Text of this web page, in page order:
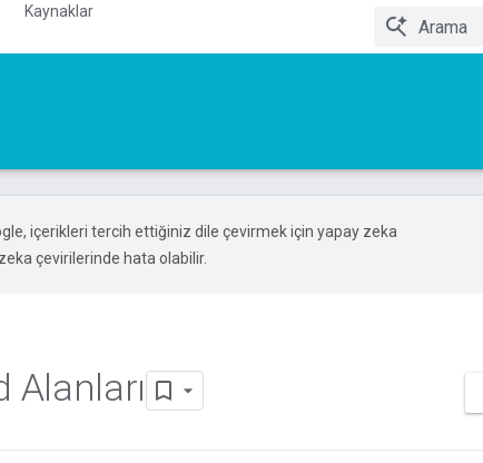
Kaynaklar
içerikleri tercih ettiğiniz dile çevirmek için yapay zeka
çevirilerinde hata olabilir.
Alanları